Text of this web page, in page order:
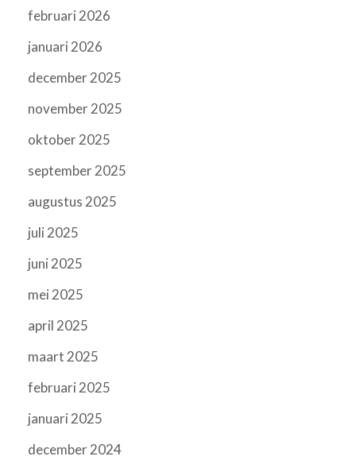
februari 2026
januari 2026
december 2025
november 2025
oktober 2025
september 2025
augustus 2025
juli 2025
juni 2025
mei 2025
april 2025
maart 2025
februari 2025
januari 2025
december 2024